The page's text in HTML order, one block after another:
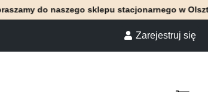
naszego sklepu stacjonarnego w Olsztynie *
Zarejestruj się